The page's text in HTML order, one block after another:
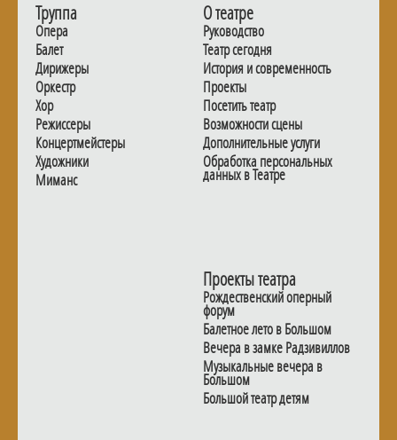
Труппа
Опера
Балет
Дирижеры
Оркестр
Хор
Режиссеры
Концертмейстеры
Художники
Миманс
О театре
Руководство
Театр сегодня
История и современность
Проекты
Посетить театр
Возможности сцены
Дополнительные услуги
Обработка персональных
данных в Театре
Проекты театра
Рождественский оперный
форум
Балетное лето в Большом
Вечера в замке Радзивиллов
Музыкальные вечера в
Большом
Большой театр детям